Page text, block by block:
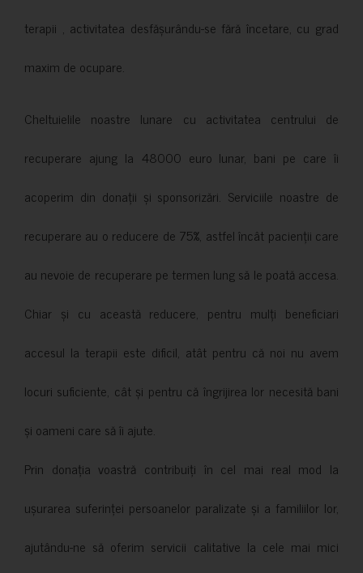
terapii , activitatea desfășurându-se fără încetare, cu grad
maxim de ocupare.
Cheltuielile noastre lunare cu activitatea centrului de
recuperare ajung la 48000 euro lunar, bani pe care îi
acoperim din donații și sponsorizări. Serviciile noastre de
recuperare au o reducere de 75%, astfel încât pacienții care
au nevoie de recuperare pe termen lung să le poată accesa.
Chiar și cu această reducere, pentru mulți beneficiari
accesul la terapii este dificil, atât pentru că noi nu avem
locuri suficiente, cât și pentru că îngrijirea lor necesită bani
și oameni care să îi ajute.
Prin donația voastră contribuiți în cel mai real mod la
ușurarea suferinței persoanelor paralizate și a familiilor lor,
ajutându-ne să oferim servicii calitative la cele mai mici